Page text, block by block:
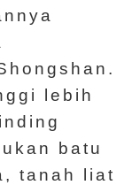
lebih
batu
tanah liat